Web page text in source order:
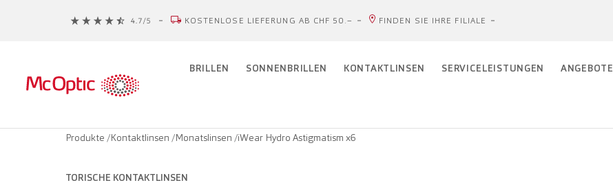
KOSTENLOSE LIEFERUNG AB CHF 50.– FINDEN SIE IHRE FILIALE
BRILLEN SONNENBRILLEN KONTAKTLINSEN SERVICELEISTUNGEN ANGEBOTE
Produkte /Kontaktlinsen /Monatslinsen /iWear Hydro Astigmatism x6
TORISCHE KONTAKTLINSEN